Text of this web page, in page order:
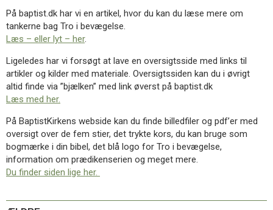
15.0:
Om
BaptistKirken
16.0:
Kontakt
Næste
indlæg:
Festdag
Odense
med
pinsefejring
og
ordinationForrige
indlæg:
fra
På baptist.dk har vi en artikel, hvor du kan du læse mere om
tankerne bag Tro i bevægelse.
Læs – eller lyt – her.
Ligeledes har vi forsøgt at lave en oversigtsside med links til
artikler og kilder med materiale. Oversigtssiden kan du i øvrigt
altid finde via ”bjælken” med link øverst på baptist.dk
Læs med her.
På BaptistKirkens webside kan du finde billedfiler og pdf’er med
oversigt over de fem stier, det trykte kors, du kan bruge som
bogmærke i din bibel, det blå logo for Tro i bevægelse,
information om prædikenserien og meget mere.
Du finder siden lige her.